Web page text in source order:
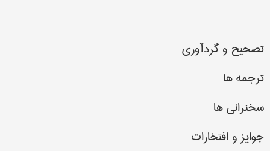
تصحیح و گردآوری
ترجمه ها
سخنرانی ها
جوایز و افتخارات